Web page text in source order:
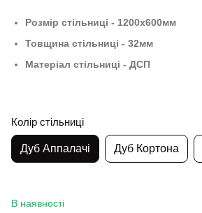
Розмір стільниці - 1200х600мм
Товщина стільниці - 32мм
Матеріал стільниці - ДСП
Колір стільниці
Дуб Аппалачі Дуб Кортона
В наявності